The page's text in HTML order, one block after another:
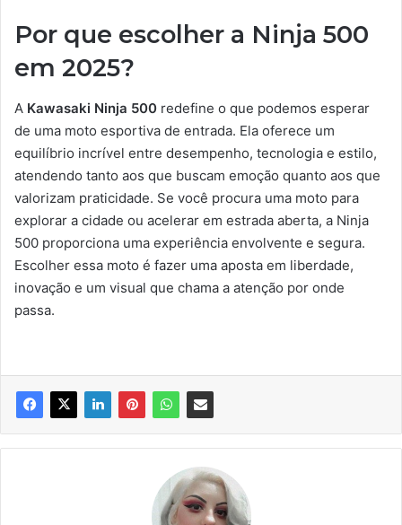
Por que escolher a Ninja 500
em 2025?
A Kawasaki Ninja 500 redefine o que podemos esperar
de uma moto esportiva de entrada. Ela oferece um
equilíbrio incrível entre desempenho, tecnologia e estilo,
atendendo tanto aos que buscam emoção quanto aos que
valorizam praticidade. Se você procura uma moto para
explorar a cidade ou acelerar em estrada aberta, a Ninja
500 proporciona uma experiência envolvente e segura.
Escolher essa moto é fazer uma aposta em liberdade,
inovação e um visual que chama a atenção por onde
passa.